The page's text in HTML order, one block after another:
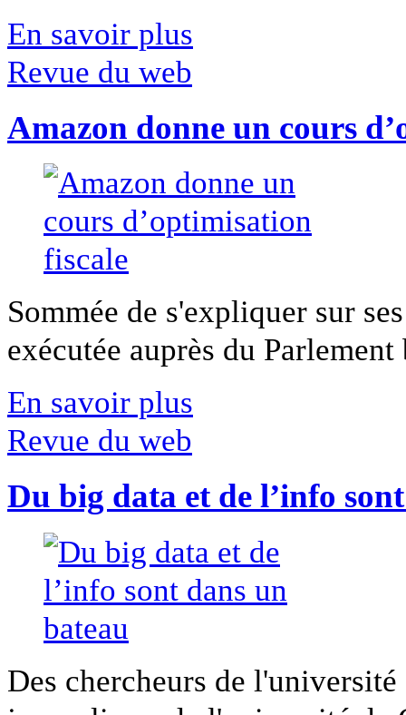
En savoir plus
Revue du web
Amazon donne un cours
Sommée de s'expliquer sur
exécutée auprès du
En savoir plus
Revue du web
Du big data et de l’info
Des chercheurs de